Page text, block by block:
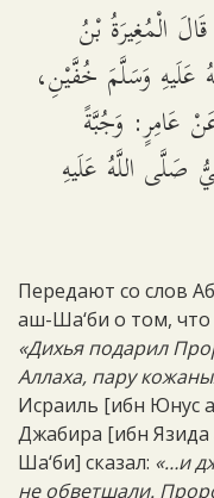
الْمُغِيرَةُ بْنُ
عَلَيهِ وَسَلَّمَ خُفَّيْنِ،
عَامِرٍ: وَجُبَّةً
صَلَّى اللَّهُ عَلَيهِ
Передают со слов
аш-Ша‘би о том, что
«Дихья подарил
Аллаха, пару
Исраиль [ибн Юнус
Джабира [ибн Язида
Ша‘би] сказал: «…и
не обветшали.